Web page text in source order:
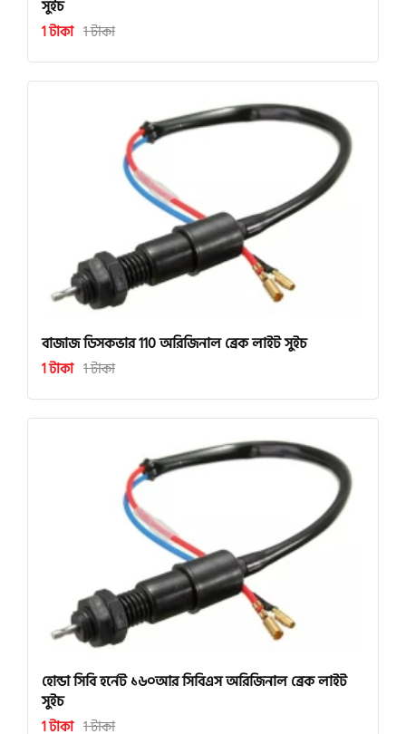
সুইচ
1 টাকা 1 টাকা
বাজাজ ডিসকভার 110 অরিজিনাল ব্রেক লাইট সুইচ
1 টাকা 1 টাকা
হোন্ডা সিবি হর্নেট ১৬০আর সিবিএস অরিজিনাল ব্রেক লাইট
সুইচ
1 টাকা 1 টাকা